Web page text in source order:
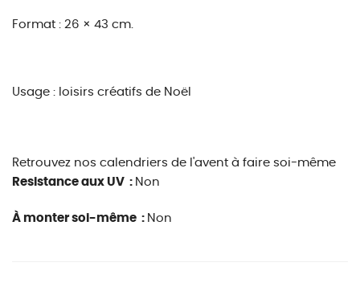
Format : 26 × 43 cm.
Usage : loisirs créatifs de Noël
Retrouvez nos calendriers de l'avent à faire soi-même
Resistance aux UV : Non
À monter soi-même : Non